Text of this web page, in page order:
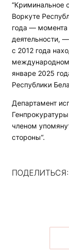
“Криминальное
Воркуте
года — момента
деятельности,
с 2012 года
январе 2025
Республики
Департамент
членом
стороны“.
ПОДЕЛИТЬСЯ: